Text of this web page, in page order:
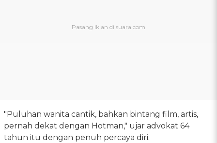
"Puluhan wanita cantik, bahkan bintang film, artis,
pernah dekat dengan Hotman," ujar advokat 64
tahun itu dengan penuh percaya diri.